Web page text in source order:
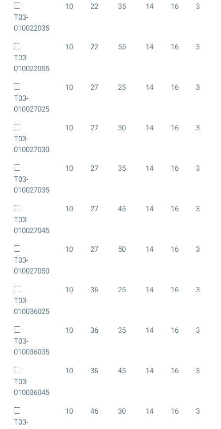
T03-
010022035
10 22 35 14 16 3
T03-
010022055
10 22 55 14 16 3
T03-
010027025
10 27 25 14 16 3
T03-
010027030
10 27 30 14 16 3
T03-
010027035
10 27 35 14 16 3
T03-
010027045
10 27 45 14 16 3
T03-
010027050
10 27 50 14 16 3
T03-
010036025
10 36 25 14 16 3
T03-
010036035
10 36 35 14 16 3
T03-
010036045
10 36 45 14 16 3
T03-
10 46 30 14 16 3